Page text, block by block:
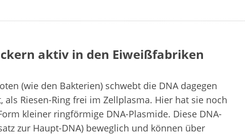
aktiv in den Eiweißfabriken
(wie den Bakterien) schwebt die DNA dagegen
als Riesen-Ring frei im Zellplasma. Hier hat sie noch
kleiner ringförmige DNA-Plasmide. Diese DNA-
zur Haupt-DNA) beweglich und können über